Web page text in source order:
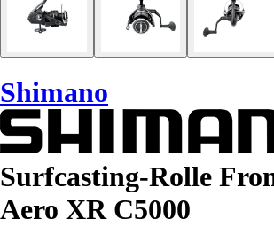
Shimano
Surfcasting-Rolle
Aero XR C5000